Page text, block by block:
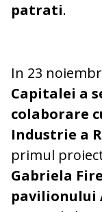
patrati.
In 23
Capitalei a
colaborare
Industrie a
primul
Gabriela
pavilionului